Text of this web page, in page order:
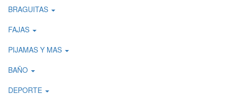
BRAGUITAS
FAJAS
PIJAMAS Y MAS
BAÑO
DEPORTE